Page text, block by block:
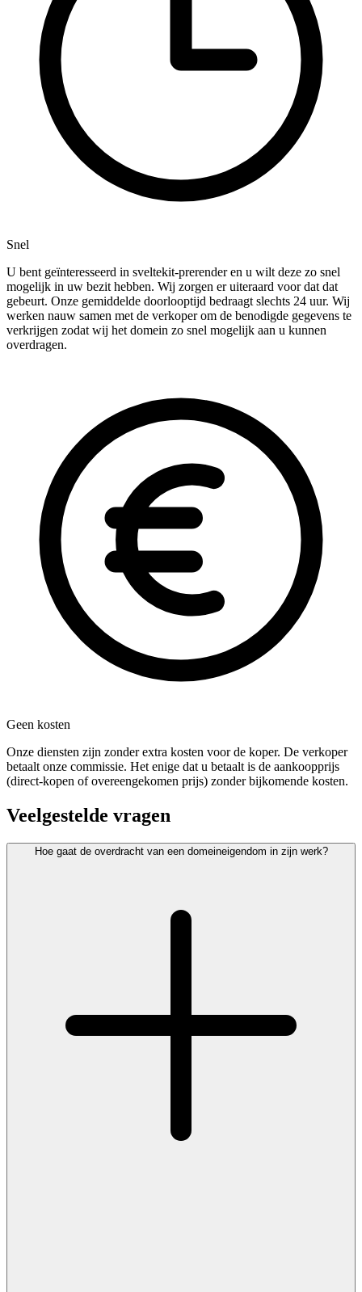
Snel
U bent geïnteresseerd in sveltekit-prerender en u wilt deze zo snel
mogelijk in uw bezit hebben. Wij zorgen er uiteraard voor dat dat
gebeurt. Onze gemiddelde doorlooptijd bedraagt slechts 24 uur. Wij
werken nauw samen met de verkoper om de benodigde gegevens te
verkrijgen zodat wij het domein zo snel mogelijk aan u kunnen
overdragen.
Geen kosten
Onze diensten zijn zonder extra kosten voor de koper. De verkoper
betaalt onze commissie. Het enige dat u betaalt is de aankoopprijs
(direct-kopen of overeengekomen prijs) zonder bijkomende kosten.
Veelgestelde vragen
Hoe gaat de overdracht van een domeineigendom in zijn werk?